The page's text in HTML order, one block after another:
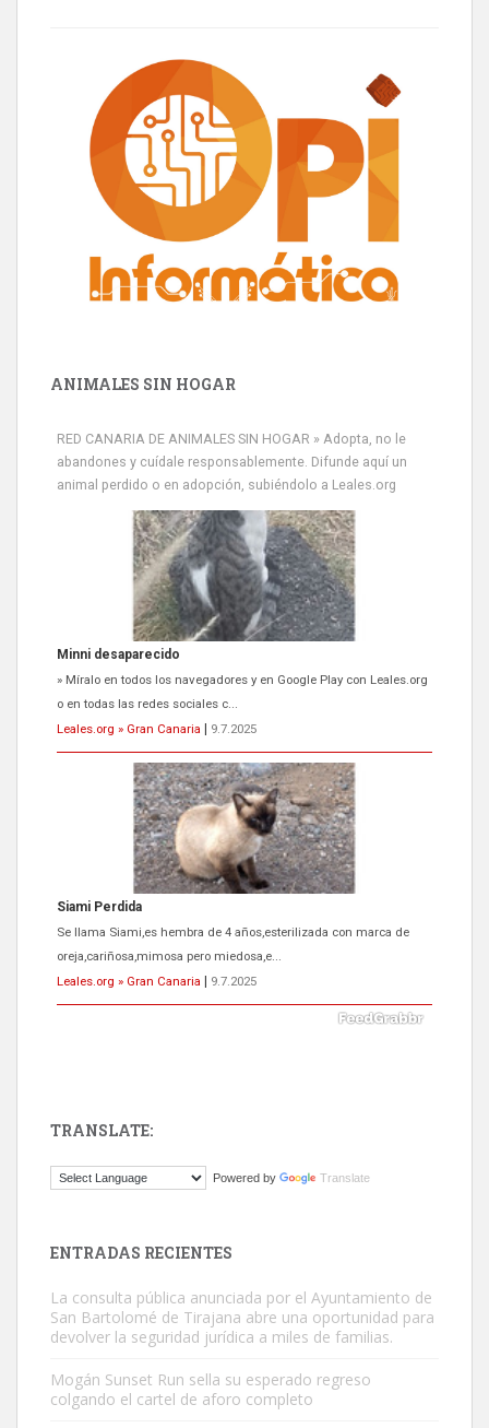
ANIMALES SIN HOGAR
RED CANARIA DE ANIMALES SIN HOGAR » Adopta, no le
abandones y cuídale responsablemente. Difunde aquí un
animal perdido o en adopción, subiéndolo a Leales.org
Siami Perdida
Se llama Siami,es hembra de 4 años,esterilizada con marca de
oreja,cariñosa,mimosa pero miedosa,e...
Leales.org » Gran Canaria
9.7.2025
ADOPCIÓN URGENTE GATA TEROR GRAN CANARIA
El ayuntamiento se va a llevar a Los Gatos callejeros de la zona los
próximos días, ella incluida...
Leales.org » Gran Canaria
9.7.2025
Este gato macho ha aparecido en la calle hace menos de un mes,
Adopción urgente
TRANSLATE:
Powered by Translate
ENTRADAS RECIENTES
La consulta pública anunciada por el Ayuntamiento de
San Bartolomé de Tirajana abre una oportunidad para
devolver la seguridad jurídica a miles de familias.
Mogán Sunset Run sella su esperado regreso
colgando el cartel de aforo completo